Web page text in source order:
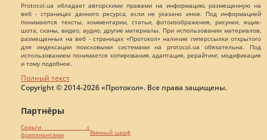
Protocol.ua обладает авторскими правами на информацию, размещенную на
веб - страницах данного ресурса, если не указано иное. Под информацией
понимаются тексты, комментарии, статьи, фотоизображения, рисунки, ящик-
шота, сканы, видео, аудио, другие материалы. При использовании материалов,
размещенных на веб - страницах «Протокол» наличие гиперссылки открытого
для индексации поисковыми системами на protocol.ua обязательна. Под
использованием понимается копирования, адаптация, рерайтинг, модификация
и тому подобное.
Полный текст
Copyright © 2014-2026 «Протокол». Все права защищены.
Партнёры
Серьги с
бриллиантами
Винный шкаф